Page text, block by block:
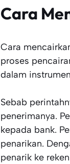
Cara
Cara
proses
dalam
Sebab
penerimanya.
kepada bank.
penarikan.
penarik ke